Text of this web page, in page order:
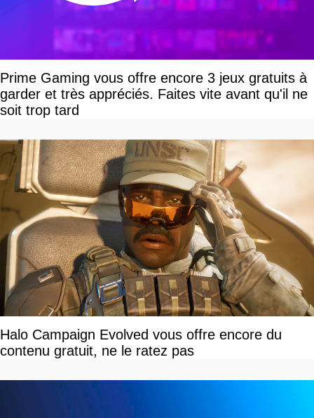
Prime Gaming vous offre encore 3 jeux gratuits à
garder et très appréciés. Faites vite avant qu'il ne
soit trop tard
Halo Campaign Evolved vous offre encore du
contenu gratuit, ne le ratez pas